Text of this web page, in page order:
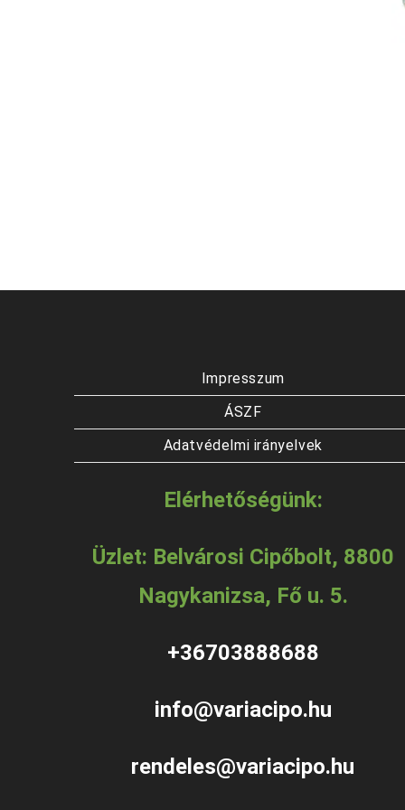
Impresszum
ÁSZF
Adatvédelmi irányelvek
Elérhetőségünk:
Üzlet: Belvárosi Cipőbolt, 8800
Nagykanizsa, Fő u. 5.
+36703888688
info@variacipo.hu
rendeles@variacipo.hu